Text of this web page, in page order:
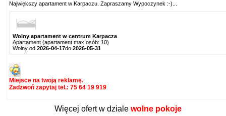
Największy apartament w Karpaczu. Zapraszamy Wypoczynek :-)
Wolny apartament w centrum Karpacza
Apartament (apartament max.osób: 10)
Wolny od 2026-04-17do 2026-05-31
Miejsce na twoją reklamę.
Zadzwoń zapytaj tel.: 75 64 19 919
Więcej ofert w dziale wolne pokoje